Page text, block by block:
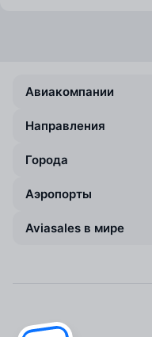
Авиакомпании
Направления
Города
Аэропорты
Aviasales в мире